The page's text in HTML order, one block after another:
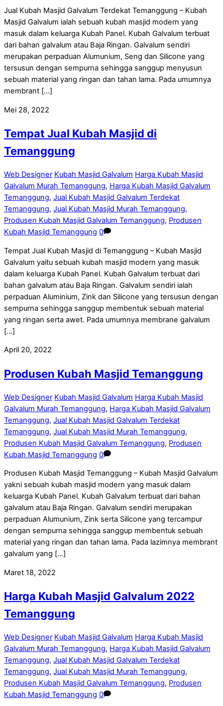
Jual Kubah Masjid Galvalum Terdekat Temanggung – Kubah
Masjid Galvalum ialah sebuah kubah masjid modern yang
masuk dalam keluarga Kubah Panel. Kubah Galvalum terbuat
dari bahan galvalum atau Baja Ringan. Galvalum sendiri
merupakan perpaduan Alumunium, Seng dan Silicone yang
tersusun dengan sempurna sehingga sanggup menyusun
sebuah material yang ringan dan tahan lama. Pada umumnya
membrant […]
Mei 28, 2022
Tempat Jual Kubah Masjid di
Temanggung
Web Designer Kubah Masjid Galvalum Harga Kubah Masjid
Galvalum Murah Temanggung, Harga Kubah Masjid Galvalum
Temanggung, Jual Kubah Masjid Galvalum Terdekat
Temanggung, Jual Kubah Masjid Murah Temanggung,
Produsen Kubah Masjid Galvalum Temanggung, Produsen
Kubah Masjid Temanggung 0
Tempat Jual Kubah Masjid di Temanggung – Kubah Masjid
Galvalum yaitu sebuah kubah masjid modern yang masuk
dalam keluarga Kubah Panel. Kubah Galvalum terbuat dari
bahan galvalum atau Baja Ringan. Galvalum sendiri ialah
perpaduan Aluminium, Zink dan Silicone yang tersusun dengan
sempurna sehingga sanggup membentuk sebuah material
yang ringan serta awet. Pada umumnya membrane galvalum
[…]
April 20, 2022
Produsen Kubah Masjid Temanggung
Web Designer Kubah Masjid Galvalum Harga Kubah Masjid
Galvalum Murah Temanggung, Harga Kubah Masjid Galvalum
Temanggung, Jual Kubah Masjid Galvalum Terdekat
Temanggung, Jual Kubah Masjid Murah Temanggung,
Produsen Kubah Masjid Galvalum Temanggung, Produsen
Kubah Masjid Temanggung 0
Produsen Kubah Masjid Temanggung – Kubah Masjid Galvalum
yakni sebuah kubah masjid modern yang masuk dalam
keluarga Kubah Panel. Kubah Galvalum terbuat dari bahan
galvalum atau Baja Ringan. Galvalum sendiri merupakan
perpaduan Alumunium, Zink serta Silicone yang tercampur
dengan sempurna sehingga sanggup membentuk sebuah
material yang ringan dan tahan lama. Pada lazimnya membrant
galvalum yang […]
Maret 18, 2022
Harga Kubah Masjid Galvalum 2022
Temanggung
Web Designer Kubah Masjid Galvalum Harga Kubah Masjid
Galvalum Murah Temanggung, Harga Kubah Masjid Galvalum
Temanggung, Jual Kubah Masjid Galvalum Terdekat
Temanggung, Jual Kubah Masjid Murah Temanggung,
Produsen Kubah Masjid Galvalum Temanggung, Produsen
Kubah Masjid Temanggung 0